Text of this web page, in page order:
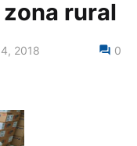
rural
2018 0